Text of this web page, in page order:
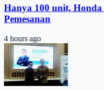
Hanya 100 unit,
Pemesanan
4 hours ago